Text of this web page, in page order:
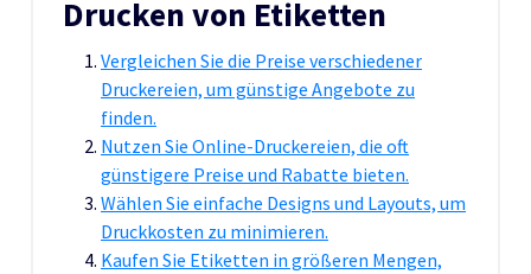
Drucken von Etiketten
Vergleichen Sie die Preise verschiedener
Druckereien, um günstige Angebote zu
finden.
Nutzen Sie Online-Druckereien, die oft
günstigere Preise und Rabatte bieten.
Wählen Sie einfache Designs und Layouts, um
Druckkosten zu minimieren.
Kaufen Sie Etiketten in größeren Mengen,